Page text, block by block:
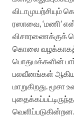
விடாமுயற்சியும்
ரஸாவை, ‘மணி’
விசாரணைக்குக்
கொலை
பொதுமக்களின்
பலவீனங்கள்
மாறுகிறது.